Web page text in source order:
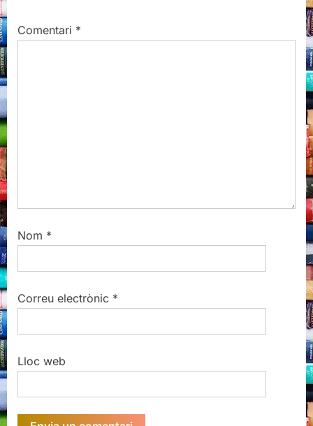
P
t
Comentari *
Nom *
Correu electrònic *
Lloc web